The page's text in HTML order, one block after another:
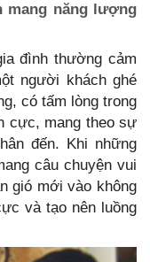
mang năng lượng
đình thường cảm
người khách ghé
có tấm lòng trong
cực, mang theo sự
đến. Khi những
câu chuyện vui
gió mới vào không
và tạo nên luồng